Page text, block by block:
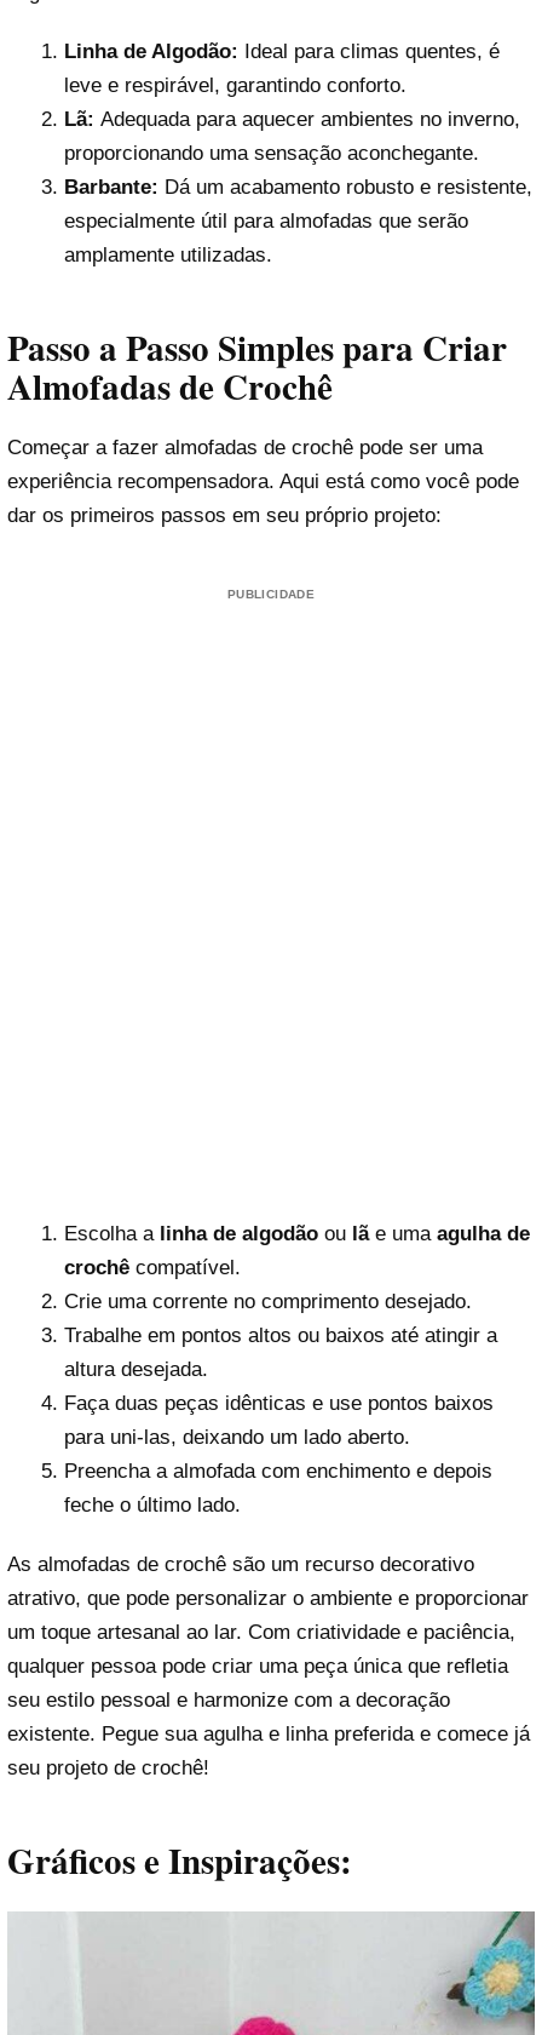
Linha de Algodão: Ideal para climas quentes, é
leve e respirável, garantindo conforto.
Lã: Adequada para aquecer ambientes no inverno,
proporcionando uma sensação aconchegante.
Barbante: Dá um acabamento robusto e resistente,
especialmente útil para almofadas que serão
amplamente utilizadas.
Passo a Passo Simples para Criar
Almofadas de Crochê
Começar a fazer almofadas de crochê pode ser uma
experiência recompensadora. Aqui está como você pode
dar os primeiros passos em seu próprio projeto:
PUBLICIDADE
Escolha a linha de algodãoou lãe uma agulha de
crochêcompatível.
Crie uma corrente no comprimento desejado.
Trabalhe em pontos altos ou baixos até atingir a
altura desejada.
Faça duas peças idênticas e use pontos baixos
para uni-las, deixando um lado aberto.
Preencha a almofada com enchimento e depois
feche o último lado.
As almofadas de crochê são um recurso decorativo
atrativo, que pode personalizar o ambiente e proporcionar
um toque artesanal ao lar. Com criatividade e paciência,
qualquer pessoa pode criar uma peça única que refletia
seu estilo pessoal e harmonize com a decoração
existente. Pegue sua agulha e linha preferida e comece já
seu projeto de crochê!
Gráficos e Inspirações: